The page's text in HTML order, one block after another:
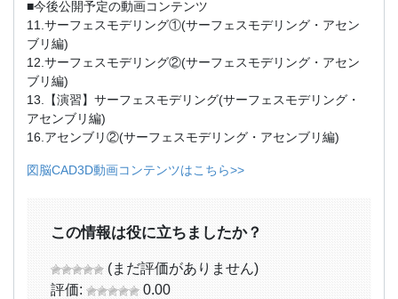
■今後公開予定の動画コンテンツ
11.サーフェスモデリング①(サーフェスモデリング・アセン
ブリ編)
12.サーフェスモデリング②(サーフェスモデリング・アセン
ブリ編)
13.【演習】サーフェスモデリング(サーフェスモデリング・
アセンブリ編)
16.アセンブリ②(サーフェスモデリング・アセンブリ編)
図脳CAD3D動画コンテンツはこちら>>
この情報は役に立ちましたか？
(まだ評価がありません)
評価:
0.00